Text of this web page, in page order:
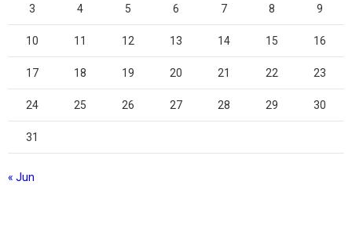
3 4 5 6 7 8 9
10 11 12 13 14 15 16
17 18 19 20 21 22 23
24 25 26 27 28 29 30
31
« Jun